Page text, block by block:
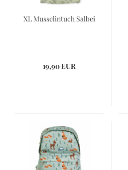
XL Musselintuch Salbei
19,90 EUR